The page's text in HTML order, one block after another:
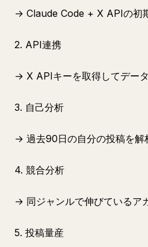
→ Claude Code + X APIの初
2. API連携
→ X APIキーを取得してデー
3. 自己分析
→ 過去90日の自分の投稿を解
4. 競合分析
→ 同ジャンルで伸びているア
5. 投稿量産